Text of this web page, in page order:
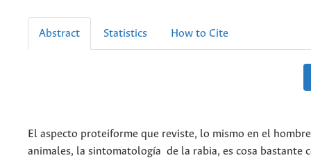
Abstract Statistics How to Cite
El aspecto proteiforme que reviste, lo mismo en el
animales, la sintomatología de la rabia, es cosa bastante